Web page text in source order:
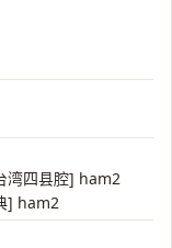
湾四县腔] ham2
] ham2